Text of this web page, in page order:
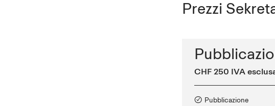
Prezzi
CHF 250 IVA
Pubblicazione